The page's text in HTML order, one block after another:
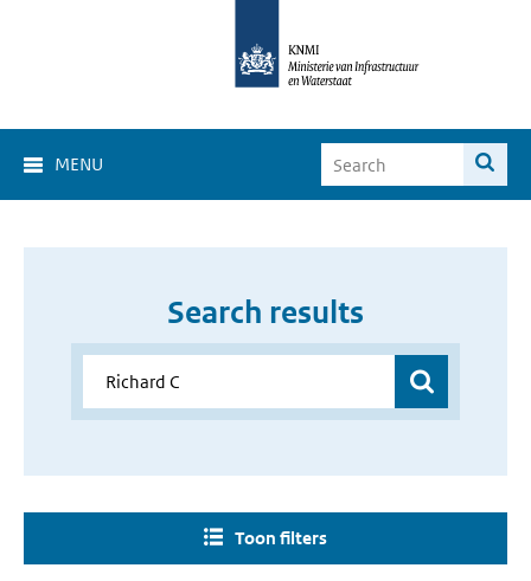
MENU
Search results
Toon filters